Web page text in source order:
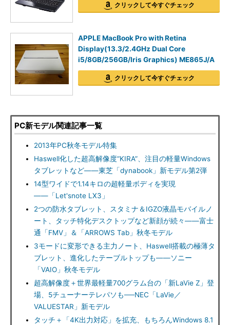
クリックして今すぐチェック
APPLE MacBook Pro with Retina
Display(13.3/2.4GHz Dual Core
i5/8GB/256GB/Iris Graphics) ME865J/A
クリックして今すぐチェック
PC新モデル関連記事一覧
2013年PC秋冬モデル特集
Haswell化した超高解像度“KIRA”、注目の軽量Windows
タブレットなど――東芝「dynabook」新モデル第2弾
14型ワイドで1.14キロの超軽量ボディを実現
――「Let'snote LX3」
2つの防水タブレット、スタミナ＆IGZO液晶モバイルノ
ート、タッチ特化デスクトップなど新顔が続々――富士
通「FMV」＆「ARROWS Tab」秋冬モデル
3モードに変形できる主力ノート、Haswell搭載の極薄タ
ブレット、進化したテーブルトップも――ソニー
「VAIO」秋冬モデル
超高解像度＋世界最軽量700グラム台の「新LaVie Z」登
場、5チューナーテレパソも──NEC「LaVie／
VALUESTAR」新モデル
タッチ＋「4K出力対応」を拡充、もちろんWindows 8.1